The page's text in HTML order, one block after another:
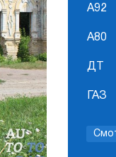
А92
А80
ДТ
ГАЗ